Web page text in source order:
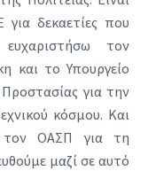
δεκαετίες που
τον
και το Υπουργείο
για την
κόσμου. Και
τον ΟΑΣΠ για τη
μαζί σε αυτό